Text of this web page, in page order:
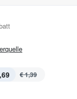
€ 1,39